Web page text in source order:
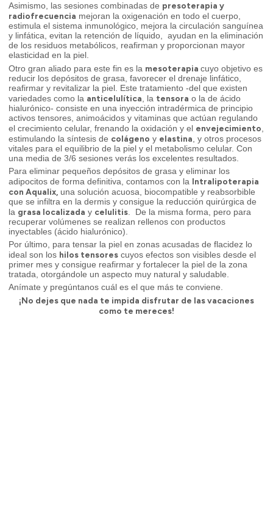
Asimismo, las sesiones combinadas de presoterapia y
radiofrecuencia mejoran la oxigenación en todo el cuerpo,
estimula el sistema inmunológico, mejora la circulación sanguínea
y linfática, evitan la retención de líquido, ayudan en la eliminación
de los residuos metabólicos, reafirman y proporcionan mayor
elasticidad en la piel.
Otro gran aliado para este fin es la mesoterapia cuyo objetivo es
reducir los depósitos de grasa, favorecer el drenaje linfático,
reafirmar y revitalizar la piel. Este tratamiento -del que existen
variedades como la anticelulítica, la tensora o la de ácido
hialurónico- consiste en una inyección intradérmica de principio
activos tensores, animoácidos y vitaminas que actúan regulando
el crecimiento celular, frenando la oxidación y el envejecimiento,
estimulando la síntesis de colágeno y elastina, y otros procesos
vitales para el equilibrio de la piel y el metabolismo celular. Con
una media de 3/6 sesiones verás los excelentes resultados.
Para eliminar pequeños depósitos de grasa y eliminar los
adipocitos de forma definitiva, contamos con la Intralipoterapia
con Aqualix, una solución acuosa, biocompatible y reabsorbible
que se infiltra en la dermis y consigue la reducción quirúrgica de
la grasa localizada y celulitis. De la misma forma, pero para
recuperar volúmenes se realizan rellenos con productos
inyectables (ácido hialurónico).
Por último, para tensar la piel en zonas acusadas de flacidez lo
ideal son los hilos tensorescuyos efectos son visibles desde el
primer mes y consigue reafirmar y fortalecer la piel de la zona
tratada, otorgándole un aspecto muy natural y saludable.
Anímate y pregúntanos cuál es el que más te conviene.
¡No dejes que nada te impida disfrutar de las vacaciones
como te mereces!